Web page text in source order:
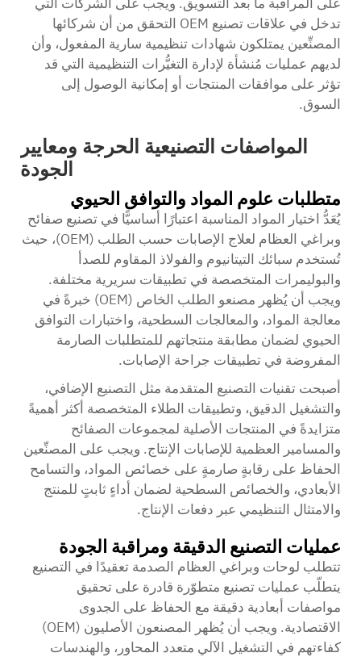
تدخل في علاقات تصنيع OEM التحقق من أن شركائها
المصنِّعين يمتلكون شهادات تنظيمية سارية المفعول، وأن
لديهم عمليات مُنشأة لإدارة التغيُّرات التنظيمية التي قد
تؤثر على موافقات المنتجات أو إمكانية الوصول إلى
السوق.
المواصفات التصنيعية الحرجة ومعايير
الجودة
متطلبات علوم المواد والتوافق الحيوي
يُعَدُّ اختيار المواد المناسبة اعتبارًا أساسيًّا في تصنيع صفائح
وبراغي العظام لعلاج الإصابات حسب الطلب (OEM)، حيث
تُستخدم سبائك التيتانيوم والفولاذ المقاوم للصدأ
والبوليمرات المتخصصة في تطبيقات سريرية مختلفة.
ويجب أن يُظهر مصنعو الطلب الخاص (OEM) خبرةً في
معالجة المواد، والمعالجات السطحية، واختبارات التوافق
الحيوي لضمان مطابقة منتجاتهم للمتطلبات الصارمة
المفروضة في تطبيقات جراحة الإصابات.
أصبحت تقنيات التصنيع المتقدمة مثل التصنيع الإضافي،
والتشغيل الدقيق، وتطبيقات الطلاء المتخصصة أكثر أهميةً
متزايدةً في المنتجات الأصلية لمجموعات الصفائح
والمسامير العظمية للإصابات الإنتاج. ويجب على المصنِّعين
الحفاظ على رقابةٍ صارمةٍ على خصائص المواد، والتسامح
الأبعادي، والخصائص السطحية لضمان أداءٍ ثابتٍ للمنتج
والامتثال التنظيمي عبر دفعات الإنتاج.
عمليات التصنيع الدقيقة ومراقبة الجودة
تتطلب لوحات وبراغي العظام الصدمة تعقيدًا في التصنيع
يتطلّب عمليات تصنيع متطوّرة قادرة على تحقيق
مواصفات أبعادية دقيقة مع الحفاظ على الجدوى
الاقتصادية. ويجب أن يُظهر المصنعون الأصليون (OEM)
كفاءتهم في التشغيل الآلي متعدد المحاور، والهندسات